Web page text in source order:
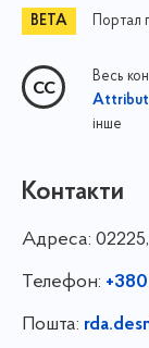
Портал
Весь
інше
Контакти
Адреса:
Телефон:
Пошта: